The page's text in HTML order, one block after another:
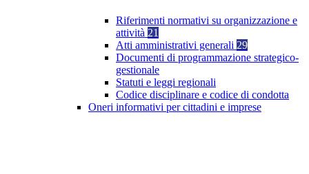
Riferimenti normativi su organizzazione e
attività 21
Atti amministrativi generali 29
Documenti di programmazione strategico-
gestionale
Statuti e leggi regionali
Codice disciplinare e codice di condotta
Oneri informativi per cittadini e imprese